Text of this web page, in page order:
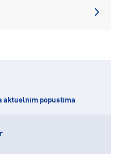
aktuelnim popustima